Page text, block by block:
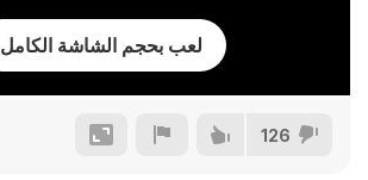
لعب بحجم الشاشة الكامل
126